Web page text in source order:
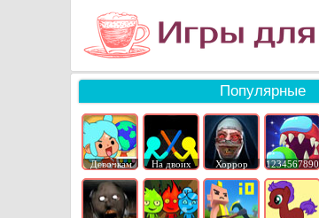
Популярные
Девочкам На двоих Хоррор 1234567890